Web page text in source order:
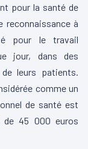
pour la santé de
reconnaissance à
pour le travail
jour, dans des
leurs patients.
comme un
de santé est
de 45 000 euros